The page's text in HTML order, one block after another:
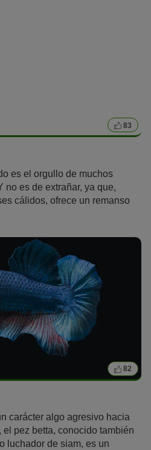
83
es el orgullo de muchos
no es de extrañar, ya que,
cálidos, ofrece un remanso
de estanque más populares
82
carácter algo agresivo hacia
pez betta, conocido también
luchador de siam, es un